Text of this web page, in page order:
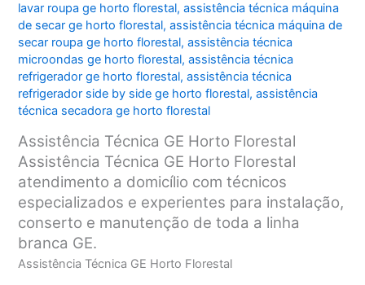
lavar roupa ge horto florestal,assistência técnica máquina
de secar ge horto florestal,assistência técnica máquina de
secar roupa ge horto florestal,assistência técnica
microondas ge horto florestal,assistência técnica
refrigerador ge horto florestal,assistência técnica
refrigerador side by side ge horto florestal,assistência
técnica secadora ge horto florestal
Assistência Técnica GE Horto Florestal
Assistência Técnica GE Horto Florestal
atendimento a domicílio com técnicos
especializados e experientes para instalação,
conserto e manutenção de toda a linha
branca GE.
Assistência Técnica GE Horto Florestal